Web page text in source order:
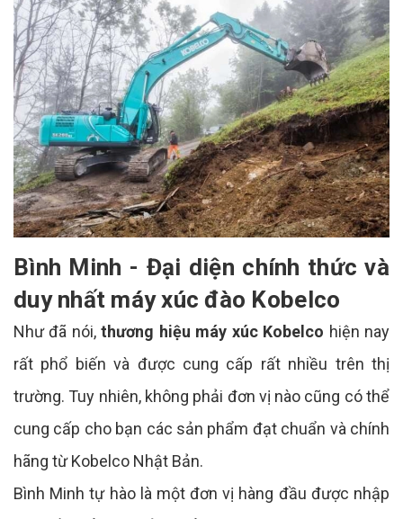
Bình Minh - Đại diện chính thức và
duy nhất máy xúc đào Kobelco
Như đã nói,thương hiệu máy xúc Kobelco hiện nay
rất phổ biến và được cung cấp rất nhiều trên thị
trường. Tuy nhiên, không phải đơn vị nào cũng có thể
cung cấp cho bạn các sản phẩm đạt chuẩn và chính
hãng từ Kobelco Nhật Bản.
Bình Minh tự hào là một đơn vị hàng đầu được nhập